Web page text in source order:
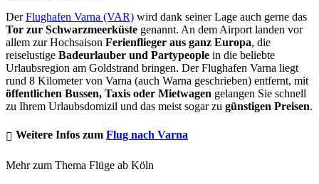
DerFlughafen Varna (VAR) wird dank seiner Lage auch gerne das
Tor zur Schwarzmeerküste genannt. An dem Airport landen vor
allem zur Hochsaison Ferienflieger aus ganz Europa, die
reiselustige Badeurlauber und Partypeople in die beliebte
Urlaubsregion am Goldstrand bringen. Der Flughafen Varna liegt
rund 8 Kilometer von Varna (auch Warna geschrieben) entfernt, mit
öffentlichen Bussen, Taxis oder Mietwagen gelangen Sie schnell
zu Ihrem Urlaubsdomizil und das meist sogar zu günstigen Preisen.
Weitere Infos zum Flug nach Varna
Mehr zum Thema Flüge ab Köln